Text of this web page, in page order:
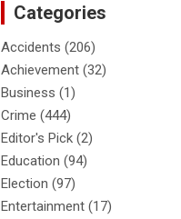
Categories
Accidents (206)
Achievement (32)
Business (1)
Crime (444)
Editor's Pick (2)
Education (94)
Election (97)
Entertainment (17)